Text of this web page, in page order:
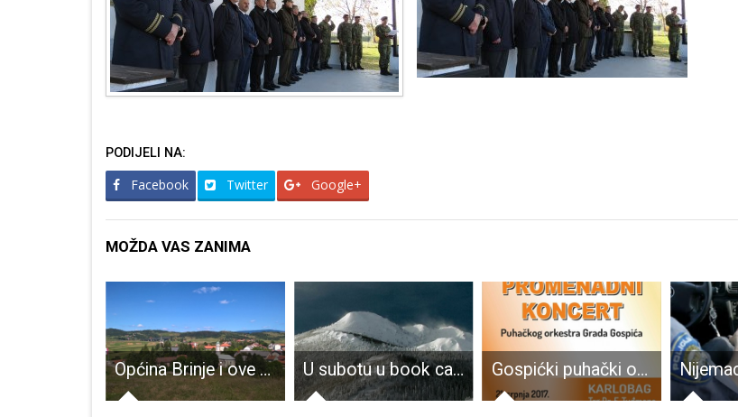
PODIJELI NA:
Facebook Twitter Google+
MOŽDA VAS ZANIMA
Općina Brinje i ove godine isplaćuje uskrsnice najpotrebitijima U subotu u book cafe-u Paradisu u Otočcu predstavljanje knjige “Čovjek i planina: Kratki uvod u Sjeverni Velebit” Gospićki puhački orkestar večeras nastupa u Karlobagu